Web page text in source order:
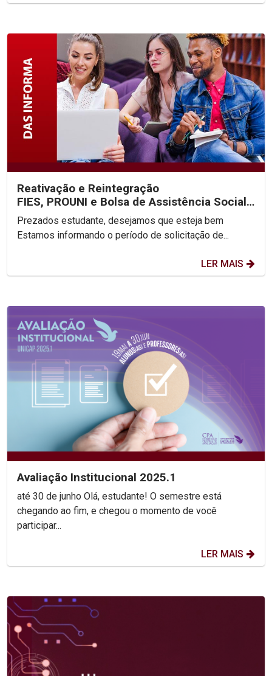
Reativação e Reintegração
FIES, PROUNI e Bolsa de Assistência Social
2025.2
Prezados estudante, desejamos que esteja bem
Estamos informando o período de solicitação de...
LER MAIS
Avaliação Institucional 2025.1
até 30 de junho Olá, estudante! O semestre está
chegando ao fim, e chegou o momento de você
participar...
LER MAIS